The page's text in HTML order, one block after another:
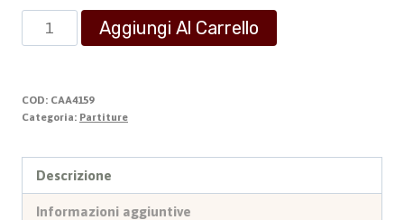
Messa
"Croce
salvezza"
quantità
Aggiungi Al Carrello
COD: CAA4159
Categoria: Partiture
Descrizione
Informazioni aggiuntive